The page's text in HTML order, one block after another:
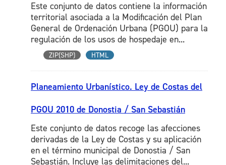
Este conjunto de datos contiene la información
territorial asociada a la Modificación del Plan
General de Ordenación Urbana (PGOU) para la
regulación de los usos de hospedaje en...
ZIP(SHP) HTML
Planeamiento Urbanístico. Ley de Costas del
PGOU 2010 de Donostia / San Sebastián
Este conjunto de datos recoge las afecciones
derivadas de la Ley de Costas y su aplicación
en el término municipal de Donostia / San
Sebastián. Incluye las delimitaciones del...